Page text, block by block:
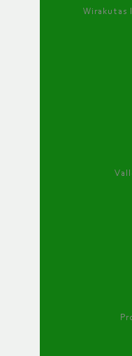
Wirakutas